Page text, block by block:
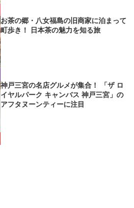
お茶の郷・八女福島の旧商家に泊まって
町歩き！ 日本茶の魅力を知る旅
神戸三宮の名店グルメが集合！ 「ザ ロ
イヤルパーク キャンバス 神戸三宮」の
アフタヌーンティーに注目